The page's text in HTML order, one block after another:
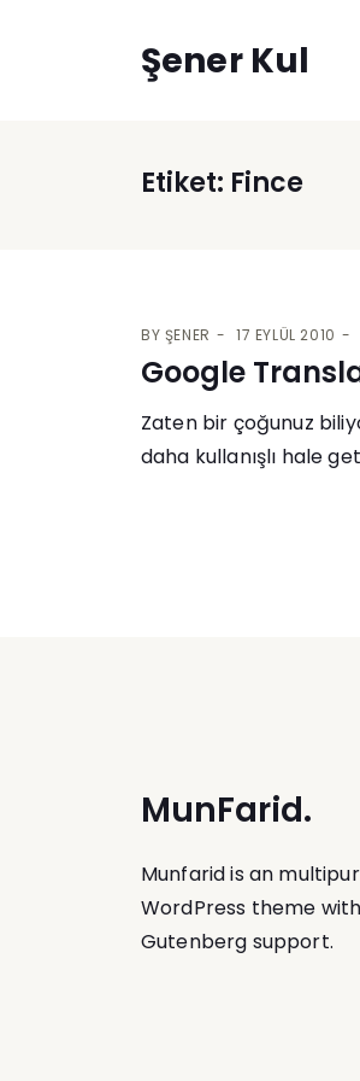
Şener Kul
Etiket: Fince
BY ŞENER 17 EYLÜL 2010
Google
Zaten bir çoğunuz
daha kullanışlı hale
MunFarid.
Munfarid is an
WordPress theme
Gutenberg support.